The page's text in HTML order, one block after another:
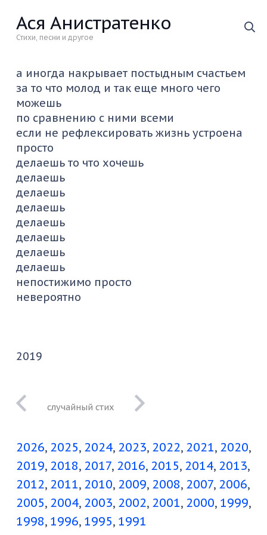
Ася Анистратенко
Стихи, песни и другое
а иногда накрывает постыдным счастьем
за то что молод и так еще много чего
можешь
по сравнению с ними всеми
если не рефлексировать жизнь устроена
просто
делаешь то что хочешь
делаешь
делаешь
делаешь
делаешь
делаешь
делаешь
делаешь
непостижимо просто
невероятно
2019
курить на его
балконе
2026 2025 2024 2023 2022 2021 2020
2019 2018 2017 2016 2015 2014 2013
2012 2011 2010 2009 2008 2007 2006
2005 2004 2003 2002 2001 2000 1999
1998 1996 1995 1991